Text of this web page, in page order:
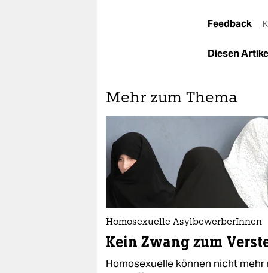
Feedback
Diesen
Mehr zum Thema
Homosexuelle AsylbewerberInnen
Kein Zwang zum
Homosexuelle können nicht mehr